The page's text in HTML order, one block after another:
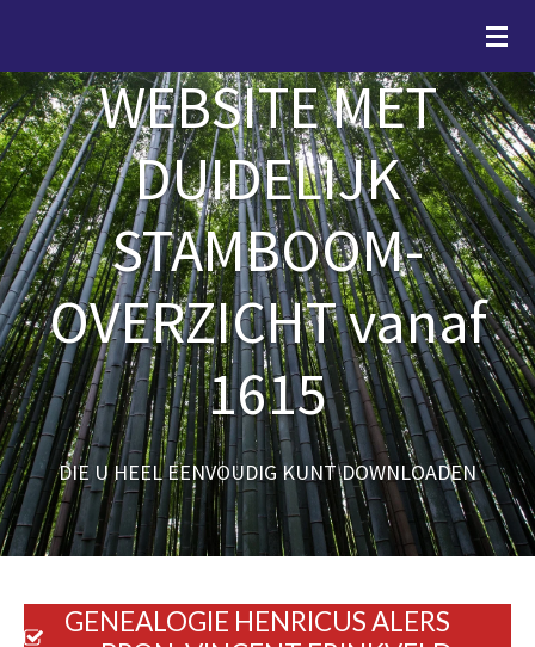
naar
de
hoofdinhoudWEBSITE MET
DUIDELIJK
STAMBOOM-
OVERZICHT vanaf
1615
DIE U HEEL EENVOUDIG KUNT DOWNLOADEN
GENEALOGIE HENRICUS ALERS